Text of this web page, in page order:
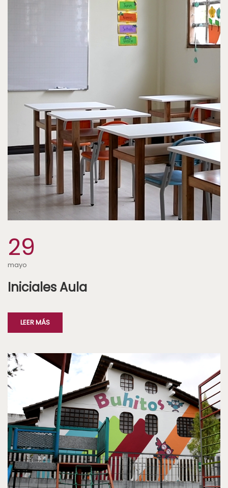
29
mayo
Iniciales Aula
LEER MÁS